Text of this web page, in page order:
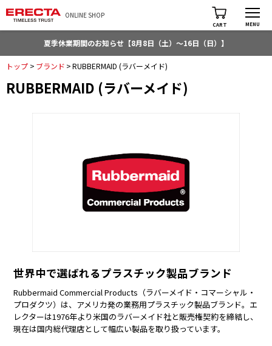
ONLINE SHOP
CART MENU
夏季休業期間のお知らせ【8月8日（土）～16日（日）】
トップ > ブランド >RUBBERMAID (ラバーメイド)
RUBBERMAID (ラバーメイド)
世界中で選ばれるプラスチック製品ブランド
Rubbermaid Commercial Products（ラバーメイド・コマーシャル・
プロダクツ）は、アメリカ発の業務用プラスチック製品ブランド。エ
レクターは1976年より米国のラバーメイド社と販売権契約を締結し、
現在は国内総代理店として幅広い製品を取り扱っています。